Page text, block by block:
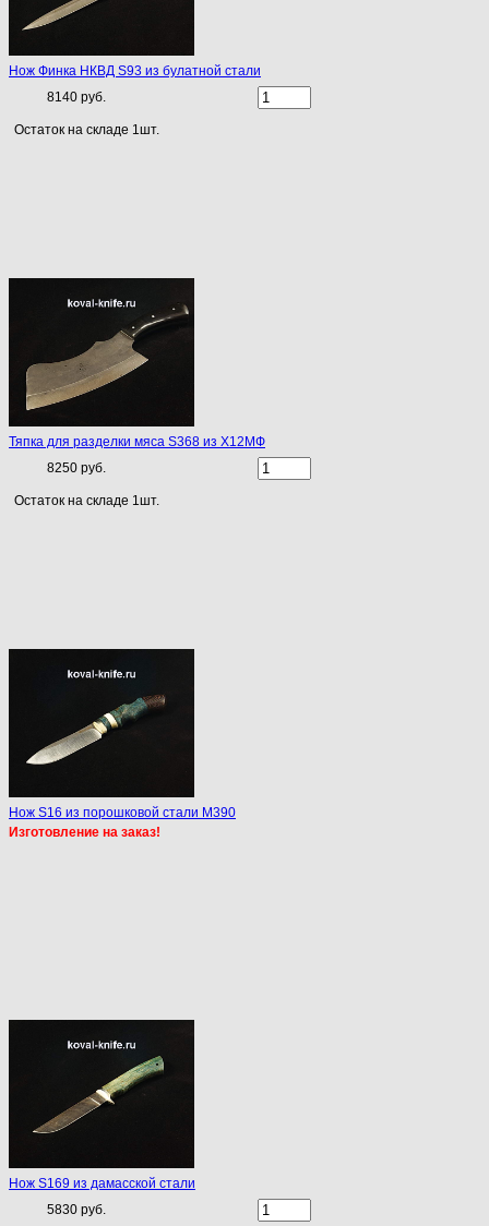
Нож Финка НКВД S93 из булатной стали
8140 руб.
Остаток на складе 1шт.
Тяпка для разделки мяса S368 из Х12МФ
8250 руб.
Остаток на складе 1шт.
Нож S16 из порошковой стали M390
Изготовление на заказ!
Нож S169 из дамасской стали
5830 руб.